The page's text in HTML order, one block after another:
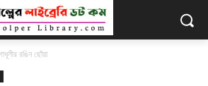
রঙিন ছোঁয়া